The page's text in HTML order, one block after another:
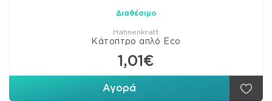
Διαθέσιμο
Hahnenkratt
Κάτοπτρο απλό Eco
1,01€
Αγορά